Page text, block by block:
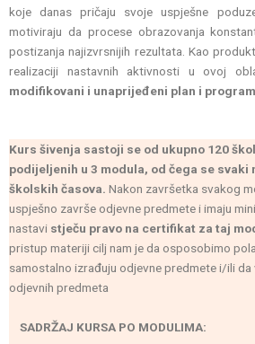
koje danas pričaju svoje uspješne
motiviraju da procese obrazovanja
postizanja najizvrsnijih rezultata. Kao
realizaciji nastavnih aktivnosti u ovoj
modifikovani i unaprijeđeni plan i
Kurs šivenja sastoji se od ukupno 120
podijeljenih u 3 modula, od čega se svaki
školskih časova. Nakon završetka svakog
uspješno završe odjevne predmete i imaju
nastavi stječu pravo na certifikat za taj
pristup materiji cilj nam je da osposobimo
samostalno izrađuju odjevne predmete i/ili
odjevnih predmeta
SADRŽAJ KURSA PO MODULIMA: